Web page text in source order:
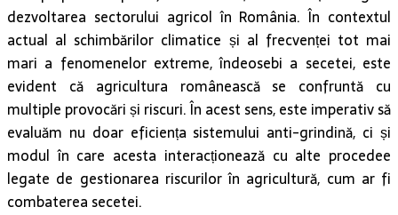
dezvoltarea sectorului agricol în România. În contextul
actual al schimbărilor climatice și al frecvenței tot mai
mari a fenomenelor extreme, îndeosebi a secetei, este
evident că agricultura românească se confruntă cu
multiple provocări și riscuri. În acest sens, este imperativ să
evaluăm nu doar eficiența sistemului anti-grindină, ci și
modul în care acesta interacționează cu alte procedee
legate de gestionarea riscurilor în agricultură, cum ar fi
combaterea secetei.